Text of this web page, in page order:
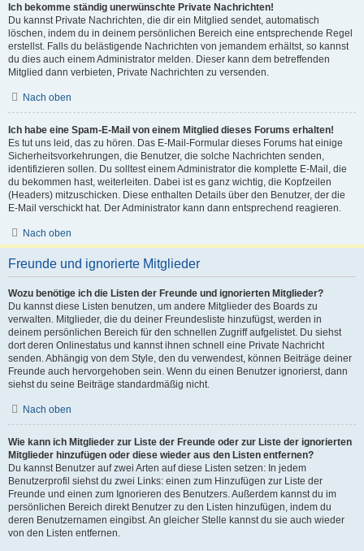
Ich bekomme ständig unerwünschte Private Nachrichten!
Du kannst Private Nachrichten, die dir ein Mitglied sendet, automatisch
löschen, indem du in deinem persönlichen Bereich eine entsprechende Regel
erstellst. Falls du belästigende Nachrichten von jemandem erhältst, so kannst
du dies auch einem Administrator melden. Dieser kann dem betreffenden
Mitglied dann verbieten, Private Nachrichten zu versenden.
Nach oben
Ich habe eine Spam-E-Mail von einem Mitglied dieses Forums erhalten!
Es tut uns leid, das zu hören. Das E-Mail-Formular dieses Forums hat einige
Sicherheitsvorkehrungen, die Benutzer, die solche Nachrichten senden,
identifizieren sollen. Du solltest einem Administrator die komplette E-Mail, die
du bekommen hast, weiterleiten. Dabei ist es ganz wichtig, die Kopfzeilen
(Headers) mitzuschicken. Diese enthalten Details über den Benutzer, der die
E-Mail verschickt hat. Der Administrator kann dann entsprechend reagieren.
Nach oben
Freunde und ignorierte Mitglieder
Wozu benötige ich die Listen der Freunde und ignorierten Mitglieder?
Du kannst diese Listen benutzen, um andere Mitglieder des Boards zu
verwalten. Mitglieder, die du deiner Freundesliste hinzufügst, werden in
deinem persönlichen Bereich für den schnellen Zugriff aufgelistet. Du siehst
dort deren Onlinestatus und kannst ihnen schnell eine Private Nachricht
senden. Abhängig von dem Style, den du verwendest, können Beiträge deiner
Freunde auch hervorgehoben sein. Wenn du einen Benutzer ignorierst, dann
siehst du seine Beiträge standardmäßig nicht.
Nach oben
Wie kann ich Mitglieder zur Liste der Freunde oder zur Liste der ignorierten
Mitglieder hinzufügen oder diese wieder aus den Listen entfernen?
Du kannst Benutzer auf zwei Arten auf diese Listen setzen: In jedem
Benutzerprofil siehst du zwei Links: einen zum Hinzufügen zur Liste der
Freunde und einen zum Ignorieren des Benutzers. Außerdem kannst du im
persönlichen Bereich direkt Benutzer zu den Listen hinzufügen, indem du
deren Benutzernamen eingibst. An gleicher Stelle kannst du sie auch wieder
von den Listen entfernen.